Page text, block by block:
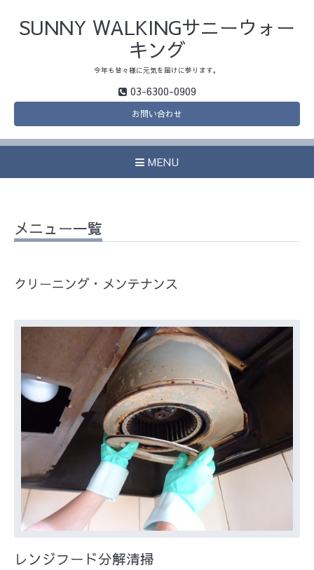
SUNNY WALKINGサニーウォー
キング
今年も皆々様に元気を届けに参ります。
03-6300-0909
お問い合わせ
MENU
メニュー一覧
クリーニング・メンテナンス
レンジフード分解清掃